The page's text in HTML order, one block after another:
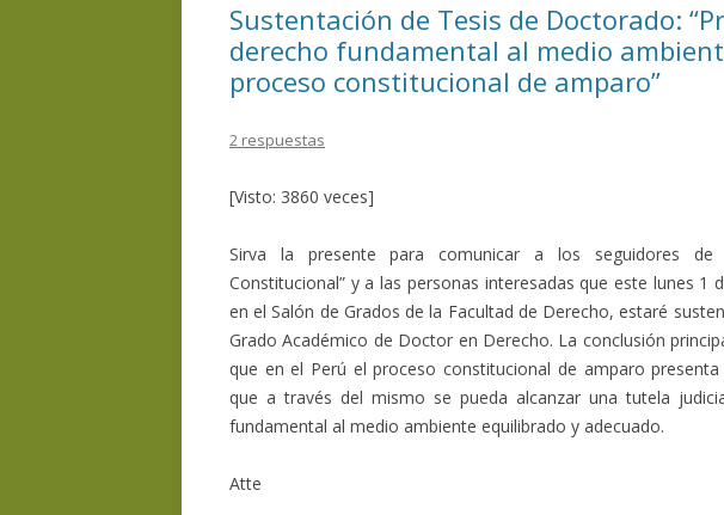
k r
Sustentación de Tesis de Doctorado:
derecho fundamental al medio
proceso constitucional de amparo”
2 respuestas
[Visto: 3860 veces]
Sirva la presente para comunicar a los seguidores de
Constitucional” y a las personas interesadas que este lunes 1
en el Salón de Grados de la Facultad de Derecho, estaré
Grado Académico de Doctor en Derecho. La conclusión
que en el Perú el proceso constitucional de amparo
que a través del mismo se pueda alcanzar una tutela
fundamental al medio ambiente equilibrado y adecuado.
Atte